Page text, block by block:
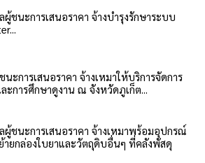
ผู้ชนะการเสนอราคา จ้างบำรุงรักษาระบบ
ะการเสนอราคา จ้างเหมาให้บริการจัดการ
ะการศึกษาดูงาน ณ จังหวัดภูเก็ต...
ผู้ชนะการเสนอราคา จ้างเหมาพร้อมอุปกรณ์
ายกล่องใบยาและวัตถุดิบอื่นๆ ที่คลังพัสดุ